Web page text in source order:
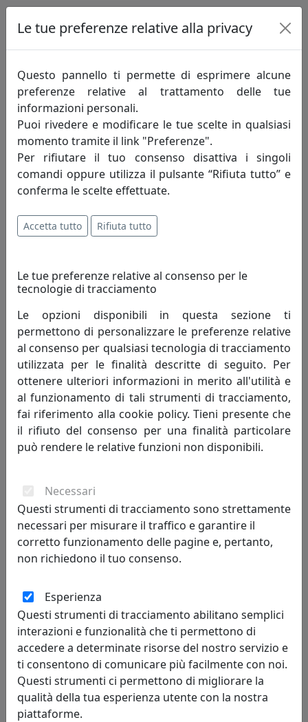
CONSOLLE DAL DESIGN ARMONICO CHIPPENDALE, COD.
0CO1984C16
Arti e Mestieri
0CO2879C26
Arti e Mestieri
PICCOLA CONSOLLE ELEGANTE DI DESIGN BALLERINA, COD.
0CO2879C116
Arti e Mestieri
Le tue preferenze relative alla privacy
Questo pannello ti permette di esprimere alcune
preferenze relative al trattamento delle tue
informazioni personali.
Puoi rivedere e modificare le tue scelte in qualsiasi
momento tramite il link "Preferenze".
Per rifiutare il tuo consenso disattiva i singoli
comandi oppure utilizza il pulsante “Rifiuta tutto” e
conferma le scelte effettuate.
Accetta tutto Rifiuta tutto
Le tue preferenze relative al consenso per le
tecnologie di tracciamento
Le opzioni disponibili in questa sezione ti
permettono di personalizzare le preferenze relative
al consenso per qualsiasi tecnologia di tracciamento
utilizzata per le finalità descritte di seguito. Per
ottenere ulteriori informazioni in merito all'utilità e
al funzionamento di tali strumenti di tracciamento,
fai riferimento alla cookie policy. Tieni presente che
il rifiuto del consenso per una finalità particolare
può rendere le relative funzioni non disponibili.
Necessari
Questi strumenti di tracciamento sono strettamente
necessari per misurare il traffico e garantire il
corretto funzionamento delle pagine e, pertanto,
non richiedono il tuo consenso.
Esperienza
Questi strumenti di tracciamento abilitano semplici
interazioni e funzionalità che ti permettono di
accedere a determinate risorse del nostro servizio e
ti consentono di comunicare più facilmente con noi.
Questi strumenti ci permettono di migliorare la
qualità della tua esperienza utente con la nostra
piattaforme.